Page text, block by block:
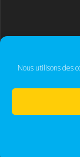
Nous utilisons des